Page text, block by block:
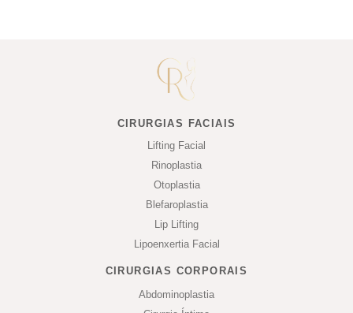
CIRURGIAS FACIAIS
Lifting Facial
Rinoplastia
Otoplastia
Blefaroplastia
Lip Lifting
Lipoenxertia Facial
CIRURGIAS CORPORAIS
Abdominoplastia